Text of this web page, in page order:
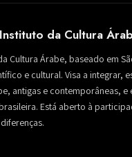
da Cultura
Cultura Árabe, baseado em
e cultural. Visa a integrar,
antigas e contemporâneas,
Está aberto à